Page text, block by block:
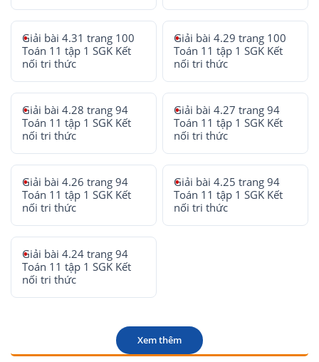
Giải bài 4.31 trang 100
Toán 11 tập 1 SGK Kết
nối tri thức
Giải bài 4.29 trang 100
Toán 11 tập 1 SGK Kết
nối tri thức
Giải bài 4.28 trang 94
Toán 11 tập 1 SGK Kết
nối tri thức
Giải bài 4.27 trang 94
Toán 11 tập 1 SGK Kết
nối tri thức
Giải bài 4.26 trang 94
Toán 11 tập 1 SGK Kết
nối tri thức
Giải bài 4.25 trang 94
Toán 11 tập 1 SGK Kết
nối tri thức
Giải bài 4.24 trang 94
Toán 11 tập 1 SGK Kết
nối tri thức
Xem thêm